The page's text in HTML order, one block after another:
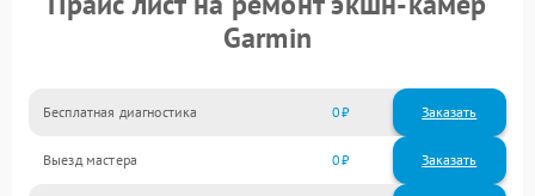
Garmin
Бесплатная диагностика 0 Заказать
Выезд мастера 0 Заказать